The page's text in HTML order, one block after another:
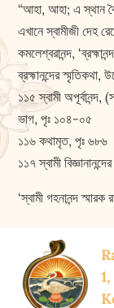
“আহা, আহা; এ স্থান
এখানে স্বামীজী দেহ
কমলেশ্বরানন্দ,
ব্রহ্মানন্দের
১১৫ স্বামী অপূর্বানন্দ,
ভাগ, পৃঃ ১০৪-০৫
১১৬ কথামৃত, পৃঃ ৬৮৬
১১৭ স্বামী
‘স্বামী গহনানন্দ